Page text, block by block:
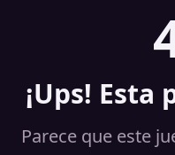
¡Ups! Esta
Parece que este